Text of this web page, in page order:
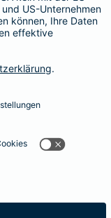
Barrierefreiheit